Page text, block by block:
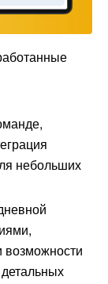
небольших